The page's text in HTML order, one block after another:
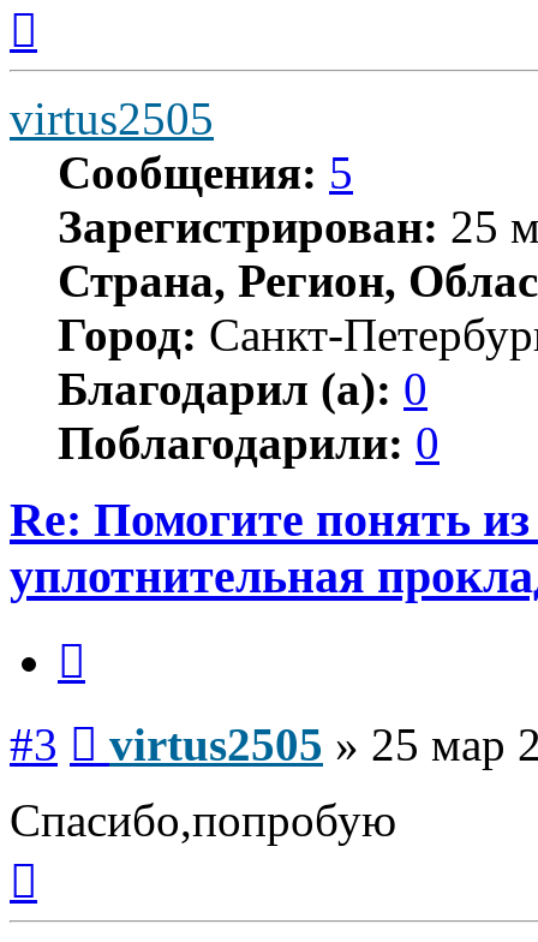
началу
virtus2505
Сообщения: 5
Зарегистрирован: 25
Страна, Регион,
Город: Санкт-
Благодарил (а): 0
Поблагодарили: 0
Re: Помогите понять из
уплотнительная
#3 virtus2505 » 25 мар
Спасибо,попробую
началу